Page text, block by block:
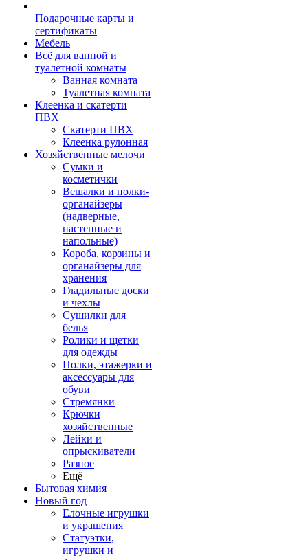
Подарочные карты и
сертификаты
Мебель
Всё для ванной и
туалетной комнаты
Ванная комната
Туалетная комната
Клеенка и скатерти
ПВХ
Скатерти ПВХ
Клеенка рулонная
Хозяйственные мелочи
Сумки и
косметички
Вешалки и полки-
органайзеры
(надверные,
настенные и
напольные)
Короба, корзины и
органайзеры для
хранения
Гладильные доски
и чехлы
Сушилки для
белья
Ролики и щетки
для одежды
Полки, этажерки и
аксессуары для
обуви
Стремянки
Крючки
хозяйственные
Лейки и
опрыскиватели
Разное
Ещё
Бытовая химия
Новый год
Елочные игрушки
и украшения
Статуэтки,
игрушки и